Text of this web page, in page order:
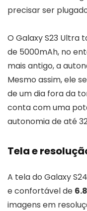
precisar ser
O Galaxy S23
de 5000mAh, no
mais antigo, a
Mesmo assim, ele
de um dia fora da
conta com uma
autonomia de até
Tela e
A tela do Galaxy
e confortável de
imagens em